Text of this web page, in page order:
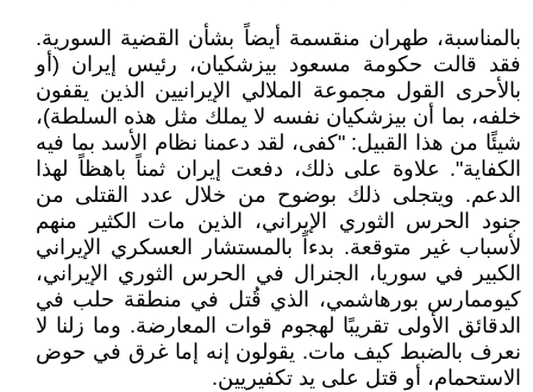
بالمناسبة، طهران منقسمة أيضاً بشأن القضية السورية.
فقد قالت حكومة مسعود بيزشكيان، رئيس إيران (أو
بالأحرى القول مجموعة الملالي الإيرانيين الذين يقفون
خلفه، بما أن بيزشكيان نفسه لا يملك مثل هذه السلطة)،
شيئًا من هذا القبيل: "كفى، لقد دعمنا نظام الأسد بما فيه
الكفاية". علاوة على ذلك، دفعت إيران ثمناً باهظاً لهذا
الدعم. ويتجلى ذلك بوضوح من خلال عدد القتلى من
جنود الحرس الثوري الإيراني، الذين مات الكثير منهم
لأسباب غير متوقعة. بدءاً بالمستشار العسكري الإيراني
الكبير في سوريا، الجنرال في الحرس الثوري الإيراني،
كيوممارس بورهاشمي، الذي قُتل في منطقة حلب في
الدقائق الأولى تقريبًا لهجوم قوات المعارضة. وما زلنا لا
نعرف بالضبط كيف مات. يقولون إنه إما غرق في حوض
الاستحمام، أو قتل على يد تكفيريين.